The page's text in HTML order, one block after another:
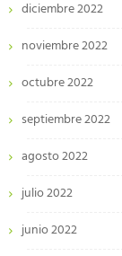
diciembre 2022
noviembre 2022
octubre 2022
septiembre 2022
agosto 2022
julio 2022
junio 2022